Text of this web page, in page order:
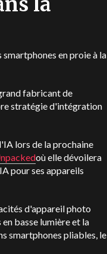
smartphones en proie à la
fabricant de
stratégie d'intégration
lors de la prochaine
où elle dévoilera
pour ses appareils
d'appareil photo
basse lumière et la
smartphones pliables, le